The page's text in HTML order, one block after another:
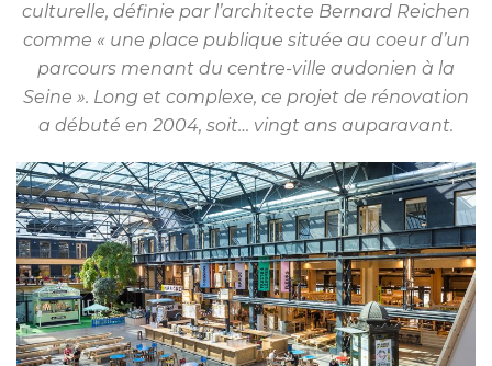
culturelle, définie par l’architecte Bernard Reichen
comme « une place publique située au coeur d’un
parcours menant du centre-ville audonien à la
Seine ». Long et complexe, ce projet de rénovation
a débuté en 2004, soit… vingt ans auparavant.